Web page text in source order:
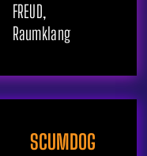
FREUD,
Raumklang
SCUMDOG